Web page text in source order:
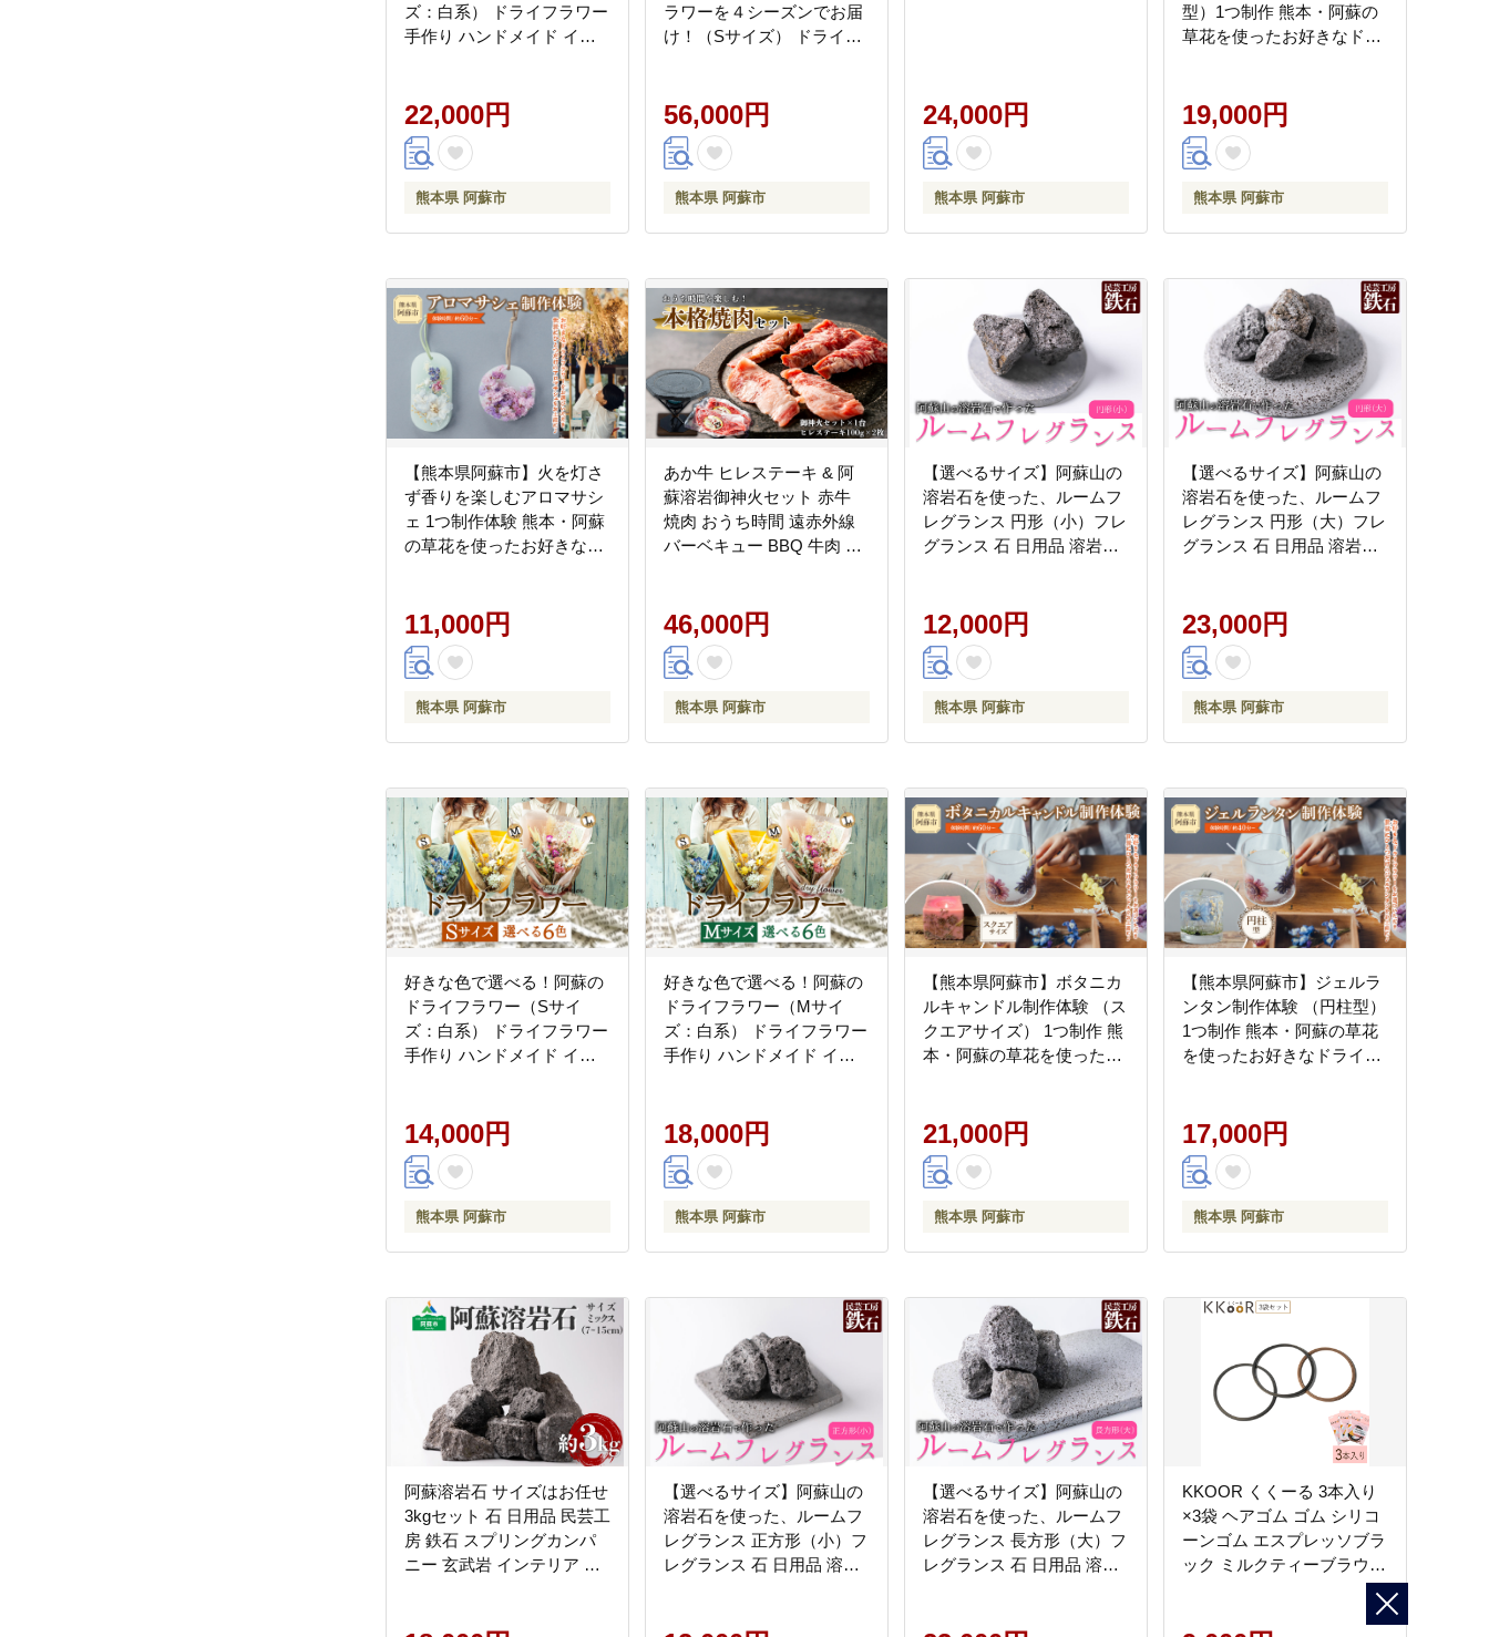
ズ：白系） ドライフラワー
手作り ハンドメイド イン
綺麗 熊本 阿蘇
22,000円
熊本県 阿蘇市
ラワーを４シーズンでお届
け！（Sサイズ） ドライフ
定期便 アレジメント 贈り
物 プレゼント 綺麗 熊本 阿
蘇
56,000円
熊本県 阿蘇市
24,000円
熊本県 阿蘇市
型）1つ制作 熊本・阿蘇の
草花を使ったお好きなドラ
ナルキャンドルホルダー制
作が出来る
19,000円
熊本県 阿蘇市
【熊本県阿蘇市】火を灯さ
ず香りを楽しむアロマサシ
ェ 1つ制作体験 熊本・阿蘇
の草花を使ったお好きなド
ロマサシェをお土産に！
11,000円
熊本県 阿蘇市
あか牛 ヒレステーキ & 阿
蘇溶岩御神火セット 赤牛
焼肉 おうち時間 遠赤外線
バーベキュー BBQ 牛肉 冷
焼くだけ ジューシー ディ
ナー 夕食 贈答用 贈り物 ギ
フト ごちそう 熊本県 阿蘇
46,000円
熊本県 阿蘇市
【選べるサイズ】阿蘇山の
溶岩石を使った、ルームフ
レグランス 円形（小）フレ
グランス 石 日用品 溶岩石
り物 自然 熊本県 阿蘇市
12,000円
熊本県 阿蘇市
【選べるサイズ】阿蘇山の
溶岩石を使った、ルームフ
レグランス 円形（大）フレ
グランス 石 日用品 溶岩石
り物 自然 熊本県 阿蘇市
23,000円
熊本県 阿蘇市
好きな色で選べる！阿蘇の
ドライフラワー（Sサイ
ズ：白系） ドライフラワー
手作り ハンドメイド イン
綺麗 熊本 阿蘇
14,000円
熊本県 阿蘇市
好きな色で選べる！阿蘇の
ドライフラワー（Mサイ
ズ：白系） ドライフラワー
手作り ハンドメイド イン
綺麗 熊本 阿蘇
18,000円
熊本県 阿蘇市
【熊本県阿蘇市】ボタニカ
ルキャンドル制作体験 （ス
クエアサイズ） 1つ制作 熊
本・阿蘇の草花を使ったお
けのオリジナルキャンドル
制作が出来る
21,000円
熊本県 阿蘇市
【熊本県阿蘇市】ジェルラ
ンタン制作体験 （円柱型）
1つ制作 熊本・阿蘇の草花
を使ったお好きなドライフ
キャンドルホルダー制作が
出来る
17,000円
熊本県 阿蘇市
阿蘇溶岩石 サイズはお任せ
3kgセット 石 日用品 民芸工
房 鉄石 スプリングカンパ
ニー 玄武岩 インテリア ア
【選べるサイズ】阿蘇山の
溶岩石を使った、ルームフ
レグランス 正方形（小）フ
レグランス 石 日用品 溶岩
【選べるサイズ】阿蘇山の
溶岩石を使った、ルームフ
レグランス 長方形（大）フ
レグランス 石 日用品 溶岩
KKOOR くくーる 3本入り
×3袋 ヘアゴム ゴム シリコ
ーンゴム エスプレッソブラ
ック ミルクティーブラウン